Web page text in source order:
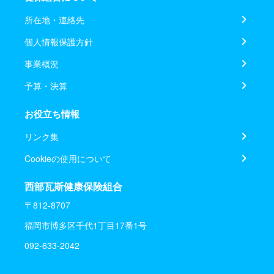
所在地・連絡先
個人情報保護方針
事業概況
予算・決算
お役立ち情報
リンク集
Cookieの使用について
西部瓦斯健康保険組合
〒812-8707
福岡市博多区千代1丁目17番1号
092-633-2042